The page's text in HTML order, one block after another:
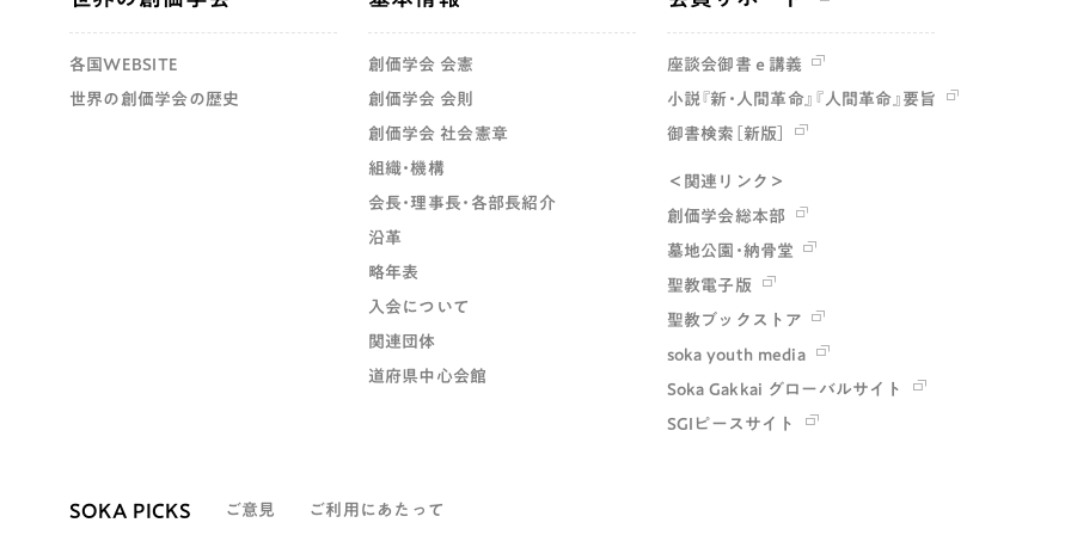
各国WEBSITE
世界の創価学会の歴史
創価学会 会憲
創価学会 会則
創価学会 社会憲章
組織・機構
会長・理事長・各部長紹介
沿革
略年表
入会について
関連団体
道府県中心会館
座談会御書ｅ講義
小説『新・人間革命』『人間革命』要旨
御書検索［新版］
＜関連リンク＞
創価学会総本部
墓地公園・納骨堂
聖教電子版
聖教ブックストア
soka youth media
Soka Gakkai グローバルサイト
SGIピースサイト
SOKA PICKS ご意見 ご利用にあたって